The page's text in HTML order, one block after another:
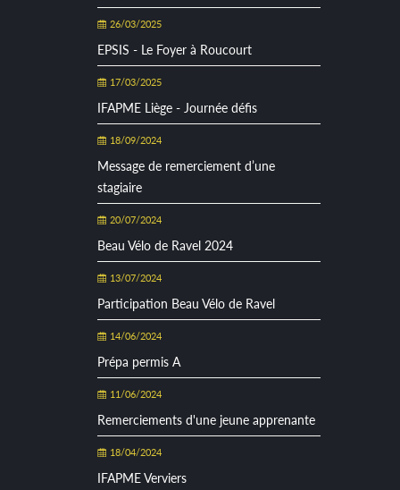
26/03/2025
EPSIS - Le Foyer à Roucourt
17/03/2025
IFAPME Liège - Journée défis
18/09/2024
Message de remerciement d’une
stagiaire
20/07/2024
Beau Vélo de Ravel 2024
13/07/2024
Participation Beau Vélo de Ravel
14/06/2024
Prépa permis A
11/06/2024
Remerciements d'une jeune apprenante
18/04/2024
IFAPME Verviers